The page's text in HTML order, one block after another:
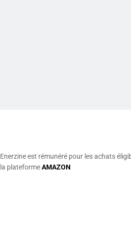
Enerzine est rémunéré pour les achats
la plateformeAMAZON